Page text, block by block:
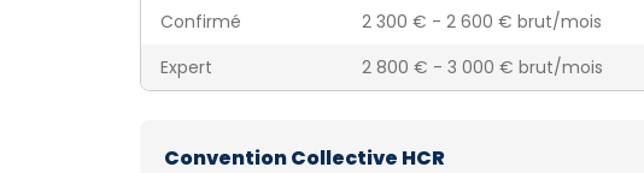
Confirmé
2 300 € - 2 600 € brut/mois
Expert
2 800 € - 3 000 € brut/mois
Convention Collective HCR